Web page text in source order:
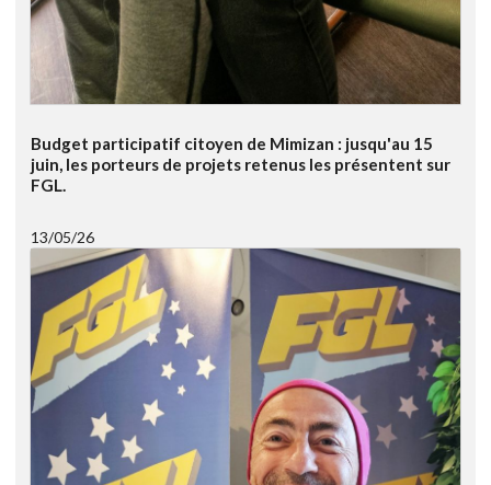
Budget participatif citoyen de Mimizan : jusqu'au 15
juin, les porteurs de projets retenus les présentent sur
FGL.
13/05/26